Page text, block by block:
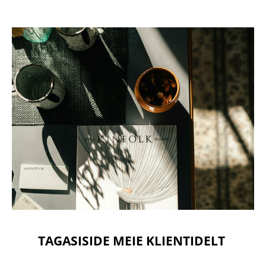
TAGASISIDE MEIE KLIENTIDELT